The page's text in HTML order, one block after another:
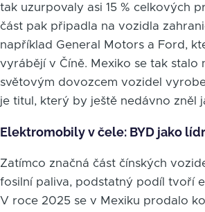
tak uzurpovaly asi 15 % celkových
část pak připadla na vozidla
například General Motors a Ford,
vyrábějí v Číně. Mexiko se tak stalo
světovým dovozcem vozidel
je titul, který by ještě nedávno zněl
Elektromobily v čele: BYD jako
Zatímco značná část čínských
fosilní paliva, podstatný podíl tvoří
V roce 2025 se v Mexiku prodalo